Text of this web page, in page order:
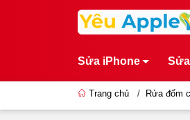
Sửa iPhone
Trang chủ / Rửa đốm